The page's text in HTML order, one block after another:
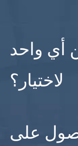
أي واحد
لاختيار؟
على